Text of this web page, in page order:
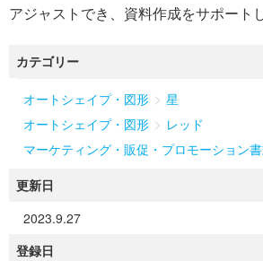
アジャストでき、資料作成をサポート
カテゴリー
オートシェイプ・図形 > 星
オートシェイプ・図形 > レッド
マーケティング・販促・プロモーション
更新日
2023.9.27
登録日